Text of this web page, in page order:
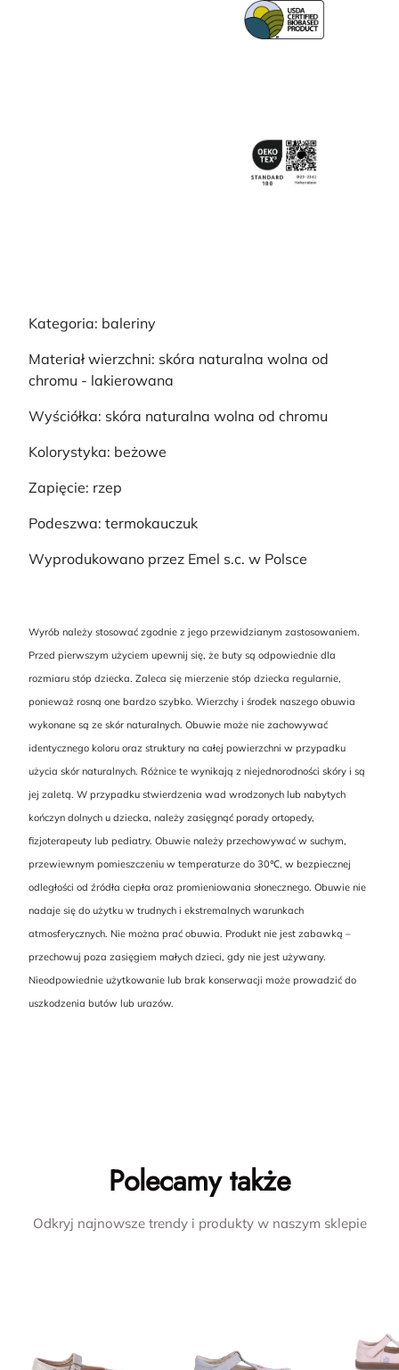
Kategoria: baleriny
Materiał wierzchni: skóra naturalna wolna od
chromu - lakierowana
Wyściółka: skóra naturalna wolna od chromu
Kolorystyka: beżowe
Zapięcie: rzep
Podeszwa: termokauczuk
Wyprodukowano przez Emel s.c. w Polsce
Wyrób należy stosować zgodnie z jego przewidzianym zastosowaniem.
Przed pierwszym użyciem upewnij się, że buty są odpowiednie dla
rozmiaru stóp dziecka. Zaleca się mierzenie stóp dziecka regularnie,
ponieważ rosną one bardzo szybko. Wierzchy i środek naszego obuwia
wykonane są ze skór naturalnych. Obuwie może nie zachowywać
identycznego koloru oraz struktury na całej powierzchni w przypadku
użycia skór naturalnych. Różnice te wynikają z niejednorodności skóry i są
jej zaletą. W przypadku stwierdzenia wad wrodzonych lub nabytych
kończyn dolnych u dziecka, należy zasięgnąć porady ortopedy,
fizjoterapeuty lub pediatry. Obuwie należy przechowywać w suchym,
przewiewnym pomieszczeniu w temperaturze do 30℃, w bezpiecznej
odległości od źródła ciepła oraz promieniowania słonecznego. Obuwie nie
nadaje się do użytku w trudnych i ekstremalnych warunkach
atmosferycznych. Nie można prać obuwia. Produkt nie jest zabawką –
przechowuj poza zasięgiem małych dzieci, gdy nie jest używany.
Nieodpowiednie użytkowanie lub brak konserwacji może prowadzić do
uszkodzenia butów lub urazów.
Polecamy także
Odkryj najnowsze trendy i produkty w naszym sklepie